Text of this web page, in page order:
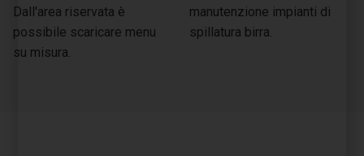
Dall'area riservata è
possibile scaricare menu
su misura.
manutenzione impianti di
spillatura birra.